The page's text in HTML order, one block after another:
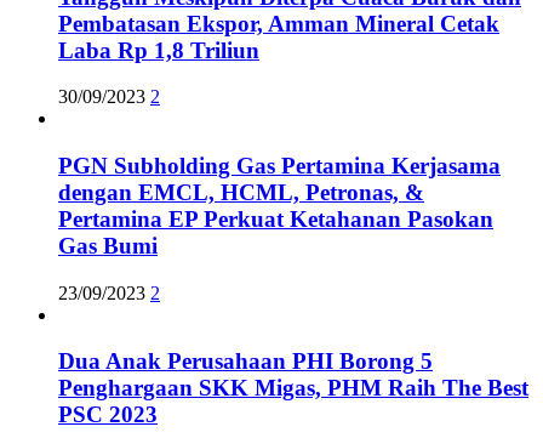
Pembatasan Ekspor, Amman Mineral Cetak
Laba Rp 1,8 Triliun
30/09/2023 2
PGN Subholding Gas Pertamina Kerjasama
dengan EMCL, HCML, Petronas, &
Pertamina EP Perkuat Ketahanan Pasokan
Gas Bumi
23/09/2023 2
Dua Anak Perusahaan PHI Borong 5
Penghargaan SKK Migas, PHM Raih The Best
PSC 2023